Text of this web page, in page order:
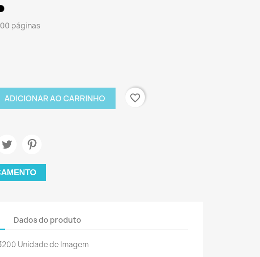
páginas
ADICIONAR AO CARRINHO favorite_border
Dados do produto
Unidade de Imagem